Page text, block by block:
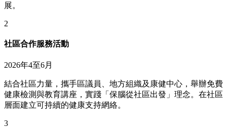
展。
2
社區合作服務活動
2026年4至6月
結合社區力量，攜手區議員、地方組織及康健中心，舉辦免費
健康檢測與教育講座，實踐「保腦從社區出發」理念。在社區
層面建立可持續的健康支持網絡。
3